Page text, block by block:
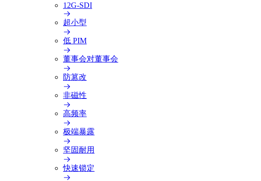
12G-SDI
超小型
低 PIM
董事会对董事会
防篡改
非磁性
高频率
极端暴露
坚固耐用
快速锁定